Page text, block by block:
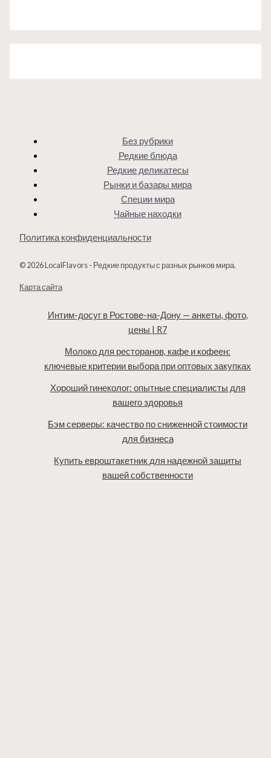
Без рубрики
Редкие блюда
Редкие деликатесы
Рынки и базары мира
Специи мира
Чайные находки
Политика конфиденциальности
© 2026 LocalFlavors - Редкие продукты с разных рынков мира.
Карта сайта
Интим-досуг в Ростове-на-Дону — анкеты, фото,
цены | R7
Молоко для ресторанов, кафе и кофеен:
ключевые критерии выбора при оптовых закупках
Хороший гинеколог: опытные специалисты для
вашего здоровья
Бэм серверы: качество по сниженной стоимости
для бизнеса
Купить евроштакетник для надежной защиты
вашей собственности